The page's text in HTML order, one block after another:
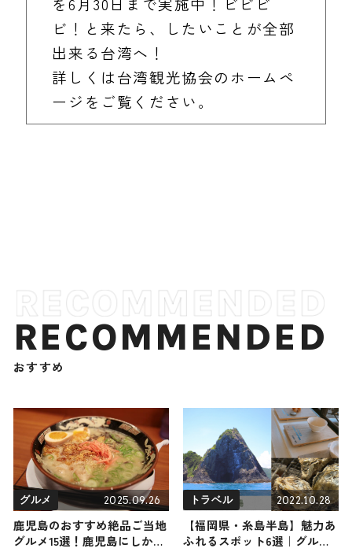
ビ！と来たら、したいことが全部
出来る台湾へ！
詳しくは台湾観光協会のホームペ
ージをご覧ください。
RECOMMENDED
おすすめ
グルメ 2025.09.26
鹿児島のおすすめ絶品ご当地
グルメ15選！鹿児島にしかな
トラベル 2022.10.28
【福岡県・糸島半島】魅力あ
ふれるスポット6選｜グルメ